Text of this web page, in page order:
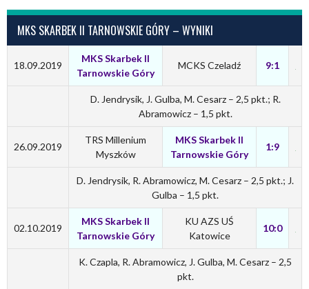
MKS SKARBEK II TARNOWSKIE GÓRY – WYNIKI
18.09.2019
MKS Skarbek II
Tarnowskie Góry
MCKS Czeladź 9:1
D. Jendrysik, J. Gulba, M. Cesarz – 2,5 pkt.; R.
Abramowicz – 1,5 pkt.
26.09.2019
TRS Millenium
Myszków
MKS Skarbek II
Tarnowskie Góry
1:9
D. Jendrysik, R. Abramowicz, M. Cesarz – 2,5 pkt.; J.
Gulba – 1,5 pkt.
02.10.2019
MKS Skarbek II
Tarnowskie Góry
KU AZS UŚ
Katowice
10:0
K. Czapla, R. Abramowicz, J. Gulba, M. Cesarz – 2,5
pkt.